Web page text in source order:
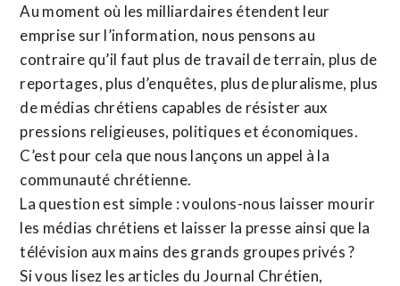
Au moment où les milliardaires étendent leur
emprise sur l’information, nous pensons au
contraire qu’il faut plus de travail de terrain, plus de
reportages, plus d’enquêtes, plus de pluralisme, plus
de médias chrétiens capables de résister aux
pressions religieuses, politiques et économiques.
C’est pour cela que nous lançons un appel à la
communauté chrétienne.
La question est simple : voulons-nous laisser mourir
les médias chrétiens et laisser la presse ainsi que la
télévision aux mains des grands groupes privés ?
Si vous lisez les articles du Journal Chrétien,